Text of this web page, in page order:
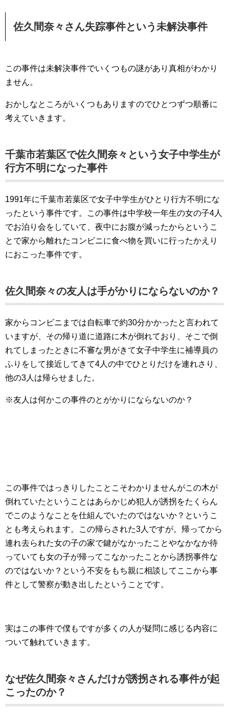
佐久間奈々さん失踪事件という未解決事件
この事件は未解決事件でいくつもの謎があり真相がわかり
ません。
おかしなところがいくつもありますのでひとつずつ順番に
考えていきます。
千葉市若葉区で佐久間奈々という女子中学生が
行方不明になった事件
1991年に千葉市若葉区で女子中学生がひとり行方不明にな
ったという事件です。この事件は中学校一年生の女の子4人
でお泊り会をしていて、夜中にお腹が減ったからというこ
とで家から離れたコンビニに食べ物を買いに行ったかえり
におこった事件です。
佐久間奈々の友人は手がかりにならないのか？
家からコンビニまでは自転車で約30分かかったと言われて
いますが、その帰り道に道路に木が倒れており、そこで倒
れてしまったときに不審な男がきて女子中学生に補導員の
ふりをして接近してきて4人の中でひとりだけを連れさり、
他の3人は帰らせました。
※友人は何かこの事件のとがかりにならないのか？
この事件ではっきりしたことこそわかりませんがこの木が
倒れていたということはあらかじめ犯人が誘拐をたくらん
でこのようなことを仕組んでいたのではないか？というこ
とも考えられます。この帰らされた3人ですが。帰ってから
連れ去られた女の子の家で鍵がなかったことやなかなか待
っていても女の子が帰ってこなかったことから誘拐事件な
のではないか？という不安をもち親に相談してここから事
件として警察が動き出したということです。
実はこの事件で僕もですが多くの人が疑問に感じる内容に
ついて触れていきます。
なぜ佐久間奈々さんだけが誘拐される事件が起
こったのか？